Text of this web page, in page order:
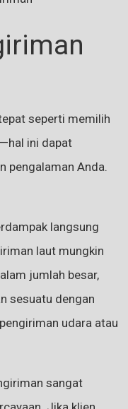
seperti memilih
ini dapat
pengalaman Anda.
langsung
laut mungkin
jumlah besar,
sesuatu dengan
udara atau
sangat